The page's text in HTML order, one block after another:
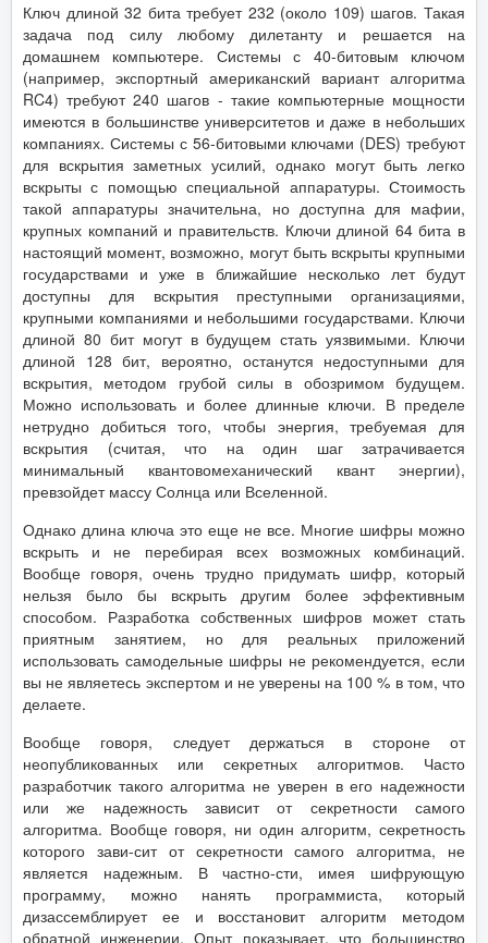
Ключ длиной 32 бита требует 232 (около 109) шагов. Такая
задача под силу любому дилетанту и решается на
домашнем компьютере. Системы с 40-битовым ключом
(например, экспортный американский вариант алгоритма
RC4) требуют 240 шагов - такие компьютерные мощности
имеются в большинстве университетов и даже в небольших
компаниях. Системы с 56-битовыми ключами (DES) требуют
для вскрытия заметных усилий, однако могут быть легко
вскрыты с помощью специальной аппаратуры. Стоимость
такой аппаратуры значительна, но доступна для мафии,
крупных компаний и правительств. Ключи длиной 64 бита в
настоящий момент, возможно, могут быть вскрыты крупными
государствами и уже в ближайшие несколько лет будут
доступны для вскрытия преступными организациями,
крупными компаниями и небольшими государствами. Ключи
длиной 80 бит могут в будущем стать уязвимыми. Ключи
длиной 128 бит, вероятно, останутся недоступными для
вскрытия, методом грубой силы в обозримом будущем.
Можно использовать и более длинные ключи. В пределе
нетрудно добиться того, чтобы энергия, требуемая для
вскрытия (считая, что на один шаг затрачивается
минимальный квантовомеханический квант энергии),
превзойдет массу Солнца или Вселенной.
Однако длина ключа это еще не все. Многие шифры можно
вскрыть и не перебирая всех возможных комбинаций.
Вообще говоря, очень трудно придумать шифр, который
нельзя было бы вскрыть другим более эффективным
способом. Разработка собственных шифров может стать
приятным занятием, но для реальных приложений
использовать самодельные шифры не рекомендуется, если
вы не являетесь экспертом и не уверены на 100 % в том, что
делаете.
Вообще говоря, следует держаться в стороне от
неопубликованных или секретных алгоритмов. Часто
разработчик такого алгоритма не уверен в его надежности
или же надежность зависит от секретности самого
алгоритма. Вообще говоря, ни один алгоритм, секретность
которого зави-сит от секретности самого алгоритма, не
является надежным. В частно-сти, имея шифрующую
программу, можно нанять программиста, который
дизассемблирует ее и восстановит алгоритм методом
обратной инженерии. Опыт показывает, что большинство